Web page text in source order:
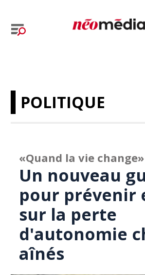
POLITIQUE
«Quand la vie change»
Un nouveau
pour prévenir
sur la perte
d'autonomie
aînés